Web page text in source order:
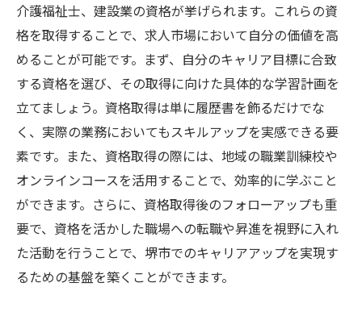
介護福祉士、建設業の資格が挙げられます。これらの資
格を取得することで、求人市場において自分の価値を高
めることが可能です。まず、自分のキャリア目標に合致
する資格を選び、その取得に向けた具体的な学習計画を
立てましょう。資格取得は単に履歴書を飾るだけでな
く、実際の業務においてもスキルアップを実感できる要
素です。また、資格取得の際には、地域の職業訓練校や
オンラインコースを活用することで、効率的に学ぶこと
ができます。さらに、資格取得後のフォローアップも重
要で、資格を活かした職場への転職や昇進を視野に入れ
た活動を行うことで、堺市でのキャリアアップを実現す
るための基盤を築くことができます。